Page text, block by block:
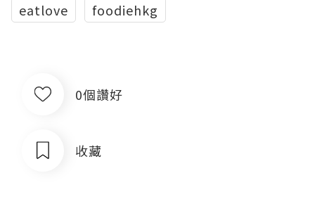
eatlove
foodiehkg
0個讚好
收藏